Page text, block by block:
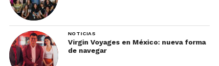
NOTICIAS
Virgin Voyages en México: nueva forma
de navegar